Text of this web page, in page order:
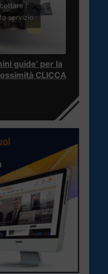
i
servizio
guide’ per la
CLICCA